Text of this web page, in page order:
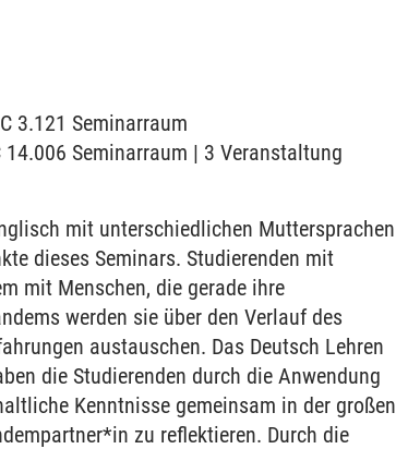
3.121 Seminarraum
Seminarraum | 3 Veranstaltung
mit unterschiedlichen Muttersprachen
dieses Seminars. Studierenden mit
mit Menschen, die gerade ihre
werden sie über den Verlauf des
austauschen. Das Deutsch Lehren
die Studierenden durch die Anwendung
Kenntnisse gemeinsam in der großen
zu reflektieren. Durch die